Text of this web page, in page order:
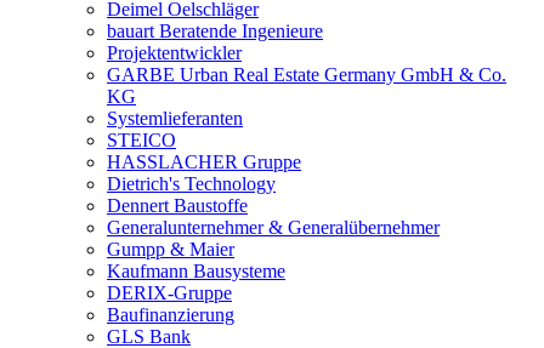
Deimel Oelschläger
bauart Beratende Ingenieure
Projektentwickler
GARBE Urban Real Estate Germany GmbH & Co.
KG
Systemlieferanten
STEICO
HASSLACHER Gruppe
Dietrich's Technology
Dennert Baustoffe
Generalunternehmer & Generalübernehmer
Gumpp & Maier
Kaufmann Bausysteme
DERIX-Gruppe
Baufinanzierung
GLS Bank